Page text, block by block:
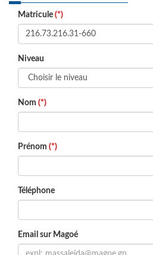
Matricule (*)
Niveau
Nom (*)
Prénom (*)
Téléphone
Email sur Magoé